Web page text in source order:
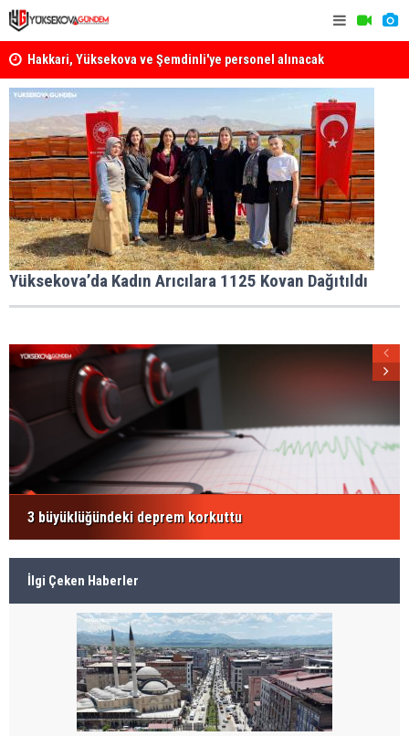
Hakkari, Yüksekova ve Şemdinli'ye personel alınacak
Çağrısı
Yüksekova’da Kadın Arıcılara 1125 Kovan Dağıtıldı
3 büyüklüğündeki deprem korkuttu
İlgi Çeken Haberler